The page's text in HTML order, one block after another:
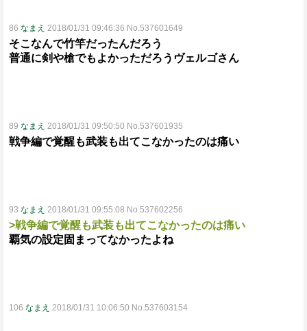
86 なまえ 2018/01/31 09:46:36 No.537601649
そこなんで竹竿だったんだろう
普通に剣や槍でもよかっただろうヴェルゴさん
89 なまえ 2018/01/31 09:50:50 No.537601935
戦争編で覚醒も武装も出てこなかったのは痛い
93 なまえ 2018/01/31 09:55:08 No.537602256
>戦争編で覚醒も武装も出てこなかったのは痛い
覇気の設定固まってなかったよね
106 なまえ 2018/01/31 10:06:50 No.537603154